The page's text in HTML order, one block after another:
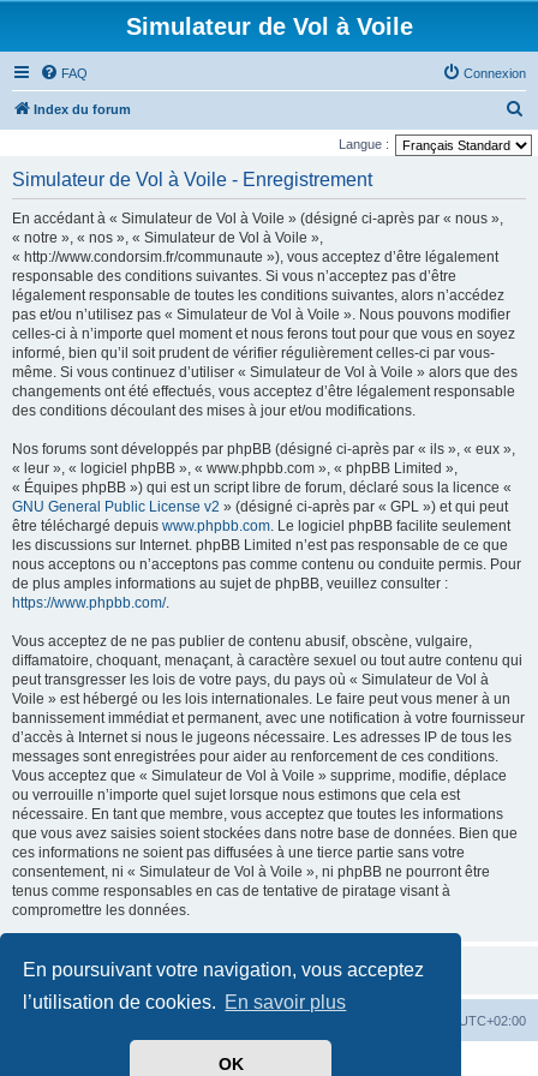
En poursuivant votre navigation, vous acceptez
l’utilisation de cookies. En savoir plus
OK
Simulateur de Vol à Voile
FAQ Connexion
Index du forum
e
Langue :
Simulateur de Vol à Voile - Enregistrement
En accédant à « Simulateur de Vol à Voile » (désigné ci-après par « nous »,
« notre », « nos », « Simulateur de Vol à Voile »,
« http://www.condorsim.fr/communaute »), vous acceptez d’être légalement
responsable des conditions suivantes. Si vous n’acceptez pas d’être
légalement responsable de toutes les conditions suivantes, alors n’accédez
pas et/ou n’utilisez pas « Simulateur de Vol à Voile ». Nous pouvons modifier
celles-ci à n’importe quel moment et nous ferons tout pour que vous en soyez
informé, bien qu’il soit prudent de vérifier régulièrement celles-ci par vous-
même. Si vous continuez d’utiliser « Simulateur de Vol à Voile » alors que des
changements ont été effectués, vous acceptez d’être légalement responsable
des conditions découlant des mises à jour et/ou modifications.
Nos forums sont développés par phpBB (désigné ci-après par « ils », « eux »,
« leur », « logiciel phpBB », « www.phpbb.com », « phpBB Limited »,
« Équipes phpBB ») qui est un script libre de forum, déclaré sous la licence «
GNU General Public License v2 » (désigné ci-après par « GPL ») et qui peut
être téléchargé depuis www.phpbb.com. Le logiciel phpBB facilite seulement
les discussions sur Internet. phpBB Limited n’est pas responsable de ce que
nous acceptons ou n’acceptons pas comme contenu ou conduite permis. Pour
de plus amples informations au sujet de phpBB, veuillez consulter :
https://www.phpbb.com/.
Vous acceptez de ne pas publier de contenu abusif, obscène, vulgaire,
diffamatoire, choquant, menaçant, à caractère sexuel ou tout autre contenu qui
peut transgresser les lois de votre pays, du pays où « Simulateur de Vol à
Voile » est hébergé ou les lois internationales. Le faire peut vous mener à un
bannissement immédiat et permanent, avec une notification à votre fournisseur
d’accès à Internet si nous le jugeons nécessaire. Les adresses IP de tous les
messages sont enregistrées pour aider au renforcement de ces conditions.
Vous acceptez que « Simulateur de Vol à Voile » supprime, modifie, déplace
ou verrouille n’importe quel sujet lorsque nous estimons que cela est
nécessaire. En tant que membre, vous acceptez que toutes les informations
que vous avez saisies soient stockées dans notre base de données. Bien que
ces informations ne soient pas diffusées à une tierce partie sans votre
consentement, ni « Simulateur de Vol à Voile », ni phpBB ne pourront être
tenus comme responsables en cas de tentative de piratage visant à
compromettre les données.
UTC+02:00
phpBB ® Forum Software © phpBB Limited